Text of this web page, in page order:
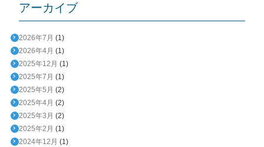
アーカイブ
2026年7月 (1)
2026年4月 (1)
2025年12月 (1)
2025年7月 (1)
2025年5月 (2)
2025年4月 (2)
2025年3月 (2)
2025年2月 (1)
2024年12月 (1)